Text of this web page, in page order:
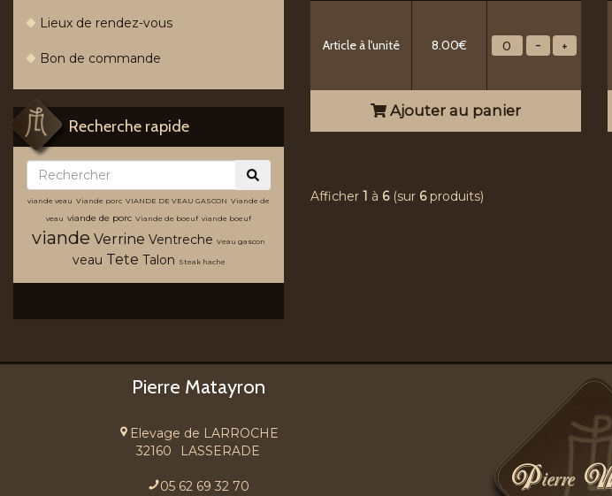
Article à l'unité 8.00€
Ajouter au panier
Afficher 1 à 6(sur 6produits)
Lieux de rendez-vous
Bon de commande
Recherche rapide
viande veau Viande porc VIANDE DE VEAU GASCON Viande de
veau viande de porc Viande de boeuf viande boeuf
viande Verrine Ventreche Veau gascon
veau Tete Talon Steak hache
Pierre Matayron
Elevage de LARROCHE
32160
LASSERADE
05 62 69 32 70